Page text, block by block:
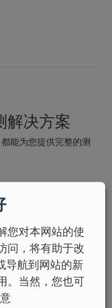
解决方案
能为您提供完整的测
您对本网站的使
问，将有助于改
导航到网站的新
。当然，您也可